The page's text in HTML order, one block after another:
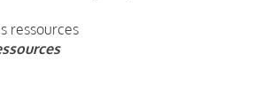
ressources